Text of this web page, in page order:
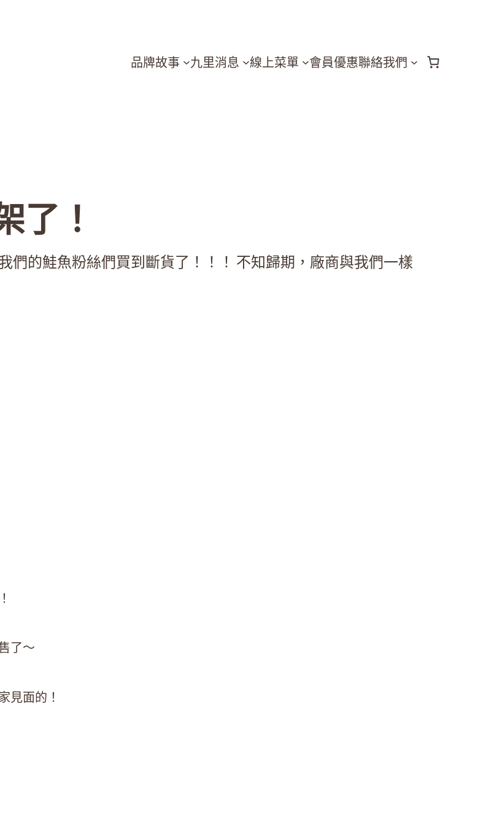
品牌故事 九里消息 線上菜單 會員優惠聯絡我們
了！
們的鮭魚粉絲們買到斷貨了！！！ 不知歸期，廠商與我們一樣
了～
見面的！